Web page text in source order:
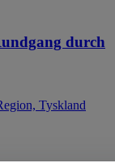
durch
Tyskland